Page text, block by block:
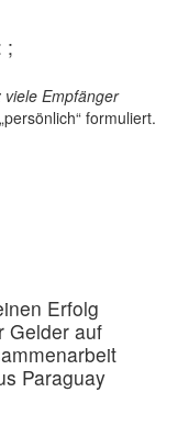
;
viele Empfänger
formuliert.
Erfolg
Gelder auf
Paraguay